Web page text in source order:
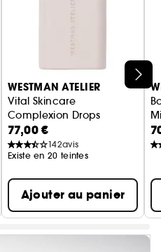
WESTMAN ATELIER
Vital Skincare
Complexion Drops
Fond de Teint Lumineux
77,00 €
142avis
Existe en 20 teintes
Ajouter au panier